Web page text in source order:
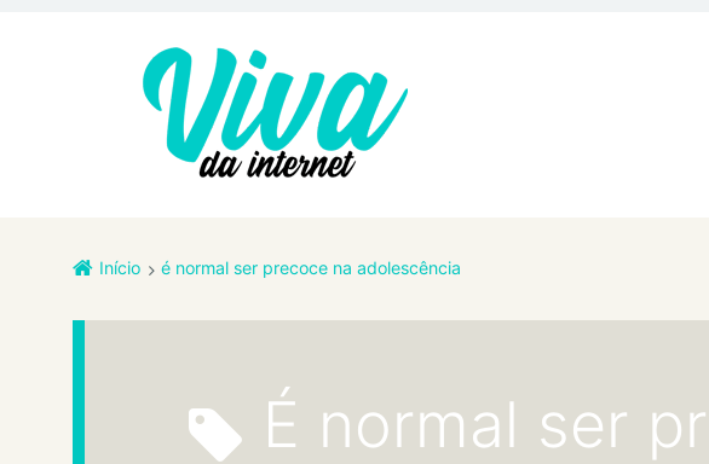
Início é normal ser precoce na adolescência
é normal ser